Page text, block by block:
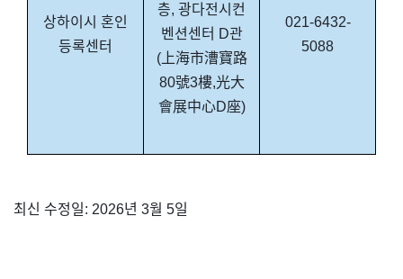
상하이시 혼인
등록센터
층, 광다전시컨
벤션센터 D관
(上海市漕寶路
80號3樓,光大
會展中心D座)
021-6432-
5088
최신 수정일: 2026년 3월 5일